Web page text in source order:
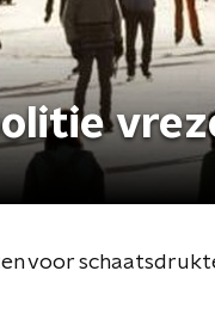
voor